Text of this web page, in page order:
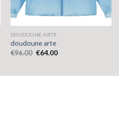
DOUDOUNE ARTE
doudoune arte
€96.00 €64.00